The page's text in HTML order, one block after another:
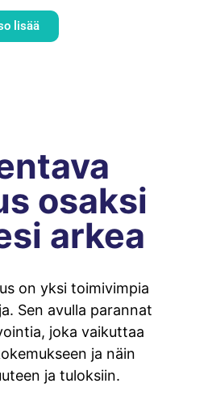
lisää
osaksi
arkea
on yksi toimivimpia
Sen avulla parannat
joka vaikuttaa
ja näin
ja tuloksiin.